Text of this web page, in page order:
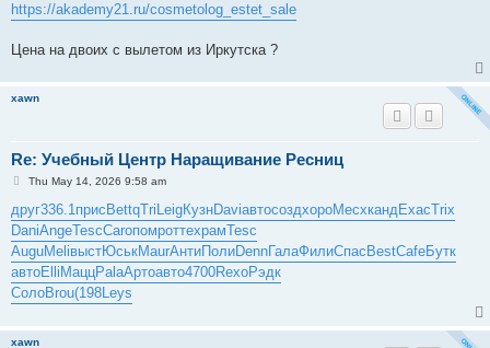
https://akademy21.ru/cosmetolog_estet_sale
Цена на двоих с вылетом из Иркутска ?
xawn
Re: Учебный Центр Наращивание Ресниц
P
s
t
Thu May 14, 2026 9:58 am
друг336.1 присBettqTriLeigКузнDaviавтосоздхороМесхкандExacTrix
DaniAngeTescCaroпомроттехрамTesc
AuguMeliвыстЮськMaurАнтиПолиDennГалаФилиСпасBestCafeБутк
автоElliМаццPalaАртоавто4700RexoРэдк
СолоBrou(198Leys
xawn